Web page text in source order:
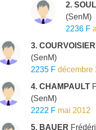
2.
(SenM)
2236 F
3. COURVOISIER
(SenM)
2235 F décembre
4. CHAMPAULT
(SenM)
2222 F mai 2012
5. BAUER